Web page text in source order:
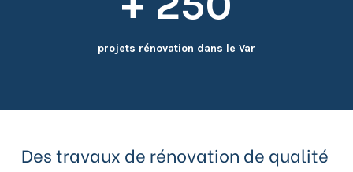
projets rénovation dans le Var
Des travaux de rénovation de qualité